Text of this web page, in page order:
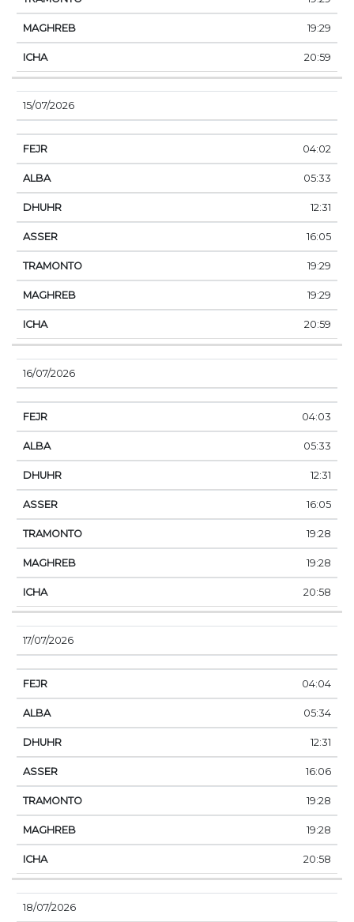
19:29
20:59
15/07/2026
04:02
05:33
12:31
16:05
19:29
19:29
20:59
16/07/2026
04:03
05:33
12:31
16:05
19:28
19:28
20:58
17/07/2026
04:04
05:34
12:31
16:06
19:28
19:28
20:58
18/07/2026